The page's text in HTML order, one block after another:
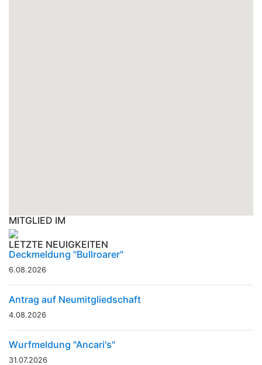
MITGLIED IM
LETZTE NEUIGKEITEN
Deckmeldung "Bullroarer"
6.08.2026
Antrag auf Neumitgliedschaft
4.08.2026
Wurfmeldung "Ancari's"
31.07.2026